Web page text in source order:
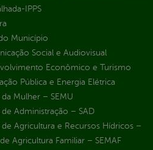
IPPS
Município
Social e Audiovisual
Econômico e Turismo
Pública e Energia Elétrica
Mulher – SEMU
Administração – SAD
de Agricultura e Recursos Hídricos –
Agricultura Familiar – SEMAF